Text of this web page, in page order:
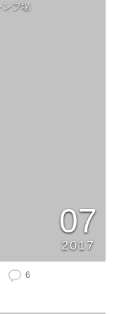
ンプ場
07
2017
6